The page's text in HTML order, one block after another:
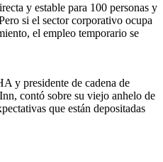
y estable para 100 personas y
si el sector corporativo ocupa
el empleo temporario se
y presidente de cadena de
contó sobre su viejo anhelo de
que están depositadas